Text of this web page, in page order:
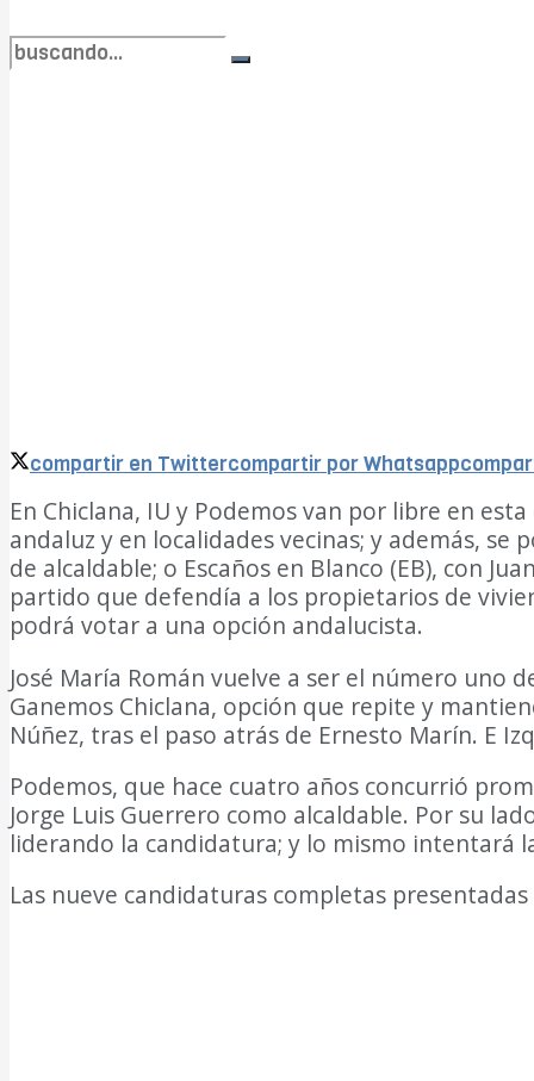
compartir en Twittercompartir por Whatsapp
En Chiclana, IU y Podemos van por libre en
andaluz y en localidades vecinas; y además, se
de alcaldable; o Escaños en Blanco (EB), con
partido que defendía a los propietarios de
podrá votar a una opción andalucista.
José María Román vuelve a ser el número uno
Ganemos Chiclana, opción que repite y
Núñez, tras el paso atrás de Ernesto Marín. E
Podemos, que hace cuatro años concurrió
Jorge Luis Guerrero como alcaldable. Por su
liderando la candidatura; y lo mismo intentará
Las nueve candidaturas completas